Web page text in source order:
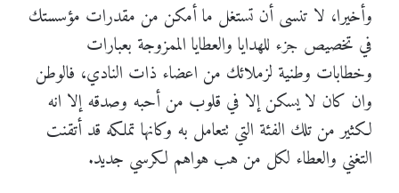
وأخيرا، لا تنسى أن تستغل ما أمكن من مقدرات مؤسستك
في تخصيص جزء للهدايا والعطايا الممزوجة بعبارات
وخطابات وطنية لزملائك من اعضاء ذات النادي، فالوطن
وان كان لا يسكن إلا في قلوب من أحبه وصدقه إلا انه
لكثير من تلك الفئة التي تتعامل به وكانها تملكه قد أتقنت
التغني والعطاء لكل من هب هواهم لكرسي جديد.